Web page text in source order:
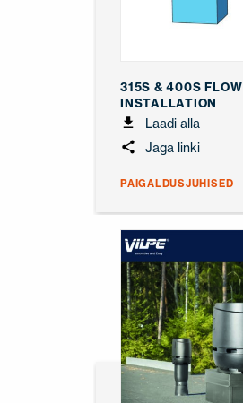
315S & 400S FLOW
INSTALLATION
Laadi alla
Jaga linki
PAIGALDUSJUHISED